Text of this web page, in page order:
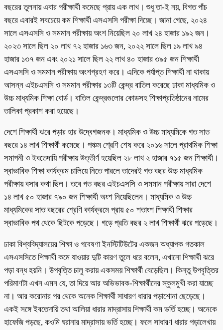
বছরের তুলনায় এবার পরীক্ষার্থী কমেছে প্রায় এক লাখ। শুধু তা-ই নয়, বিগত পাঁচ
বছরে এবারই সবচেয়ে কম শিক্ষার্থী এসএসসি পরীক্ষা দিচ্ছে। জানা গেছে, ২০২৪
সালে এসএসসি ও সমমান পরীক্ষায় অংশ নিয়েছিল ২০ লাখ ২৪ হাজার ১৯২ জন।
২০২৩ সালে ছিল ২০ লাখ ৭২ হাজার ১৬৩ জন, ২০২২ সালে ছিল ১৯ লাখ ৯৪
হাজার ১৩৭ জন এবং ২০২১ সালে ছিল ২২ লাখ ৪০ হাজার ৩৯৫ জন শিক্ষার্থী
এসএসসি ও সমমান পরীক্ষায় অংশগ্রহণ করে। এদিকে পর্যাপ্ত শিক্ষার্থী না থাকায়
আসন্ন এইচএসসি ও সমমান পরীক্ষার ১৩টি কেন্দ্র বাতিল করেছে ঢাকা মাধ্যমিক ও
উচ্চ মাধ্যমিক শিক্ষা বোর্ড। বাতিল কেন্দ্রগুলোর কোডসহ শিক্ষাপ্রতিষ্ঠানের নামের
তালিকা প্রকাশ করা হয়েছে।
দেশে শিক্ষার্থী ঝরে পড়ার হার উদ্বেগজনক। মাধ্যমিক ও উচ্চ মাধ্যমিকে গত সাত
বছরে ১৪ লাখ শিক্ষার্থী কমেছে। পঞ্চম শ্রেণি শেষ করে ২০১৬ সালে প্রাথমিক শিক্ষা
সমাপনী ও ইবতেদায়ি পরীক্ষায় উত্তীর্ণ হয়েছিল ২৮ লাখ ২ হাজার ৭১৫ জন শিক্ষার্থী।
স্বাভাবিক শিক্ষা কার্যক্রম চালিয়ে নিতে পারলে তাদেরই গত বছর উচ্চ মাধ্যমিক
পরীক্ষায় বসার কথা ছিল। তবে গত বছর এইচএসসি ও সমমান পরীক্ষায় সারা দেশে
১৪ লাখ ৫০ হাজার ৭৯০ জন শিক্ষার্থী অংশ নিয়েছিলেন। মাধ্যমিক ও উচ্চ
মাধ্যমিকের সাত বছরের শ্রেণি কার্যক্রমে প্রায় ৫০ শতাংশ শিক্ষার্থী শিক্ষার
স্বাভাবিক পথ থেকে ছিটকে পড়েছে। গড়ে প্রতি বছর ২ লাখ শিক্ষার্থী ঝরে পড়েছে।
ঢাকা বিশ্ববিদ্যালয়ের শিক্ষা ও গবেষণা ইনস্টিটিউটের একজন অধ্যাপক গতকাল
এসএসসিতে শিক্ষার্থী কমে যাওয়ার দুটি কারণ তুলে ধরে বলেন, এখানো শিক্ষার্থী ঝরে
পড়া বন্ধ হয়নি। উপবৃত্তি চালু করায় একসময় শিক্ষার্থী বেড়েছিল। কিন্তু উপবৃত্তির
পরিমাণটা এখন এমন যে, তা দিয়ে আর অভিভাবক-শিক্ষার্থীদের স্কুলমুখী করা যাচ্ছে
না। আর করোনার পর থেকে অনেক শিক্ষার্থী সাধারণ ধারার পড়াশোনা ছেড়েছে।
একই সঙ্গে ইবতেদায়ি তথা আলিয়া ধারার মাদ্রাসায় শিক্ষার্থী কম ভর্তি হচ্ছে। অনেকে
হাফেজি পড়ছে, কওমি ঘরানার মাদ্রাসায় ভর্তি হচ্ছে। ফলে সাধারণ ধারার পড়ালেখায়